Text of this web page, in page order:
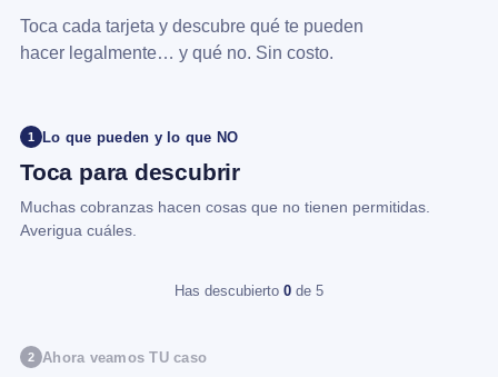
Toca cada tarjeta y descubre qué te pueden
hacer legalmente… y qué no. Sin costo.
1 Lo que pueden y lo que NO
Toca para descubrir
Muchas cobranzas hacen cosas que no tienen permitidas.
Averigua cuáles.
Has descubierto 0 de 5
2 Ahora veamos TU caso